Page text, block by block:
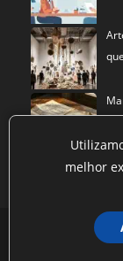
Política de
melhor